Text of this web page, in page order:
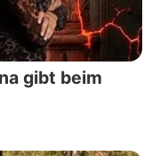
gibt beim